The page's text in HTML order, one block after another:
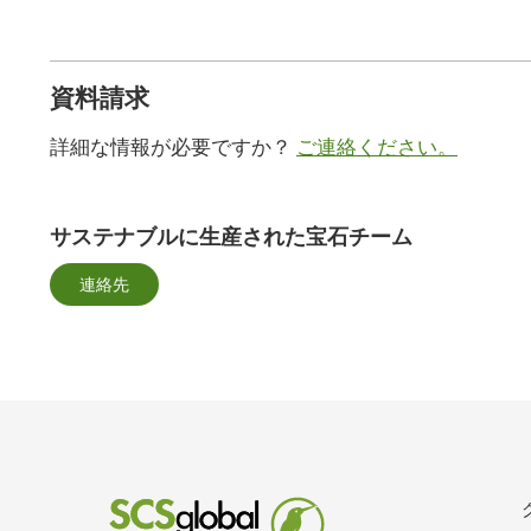
資料請求
詳細な情報が必要ですか？ ご連絡ください。
サステナブルに生産された宝石チーム
連絡先